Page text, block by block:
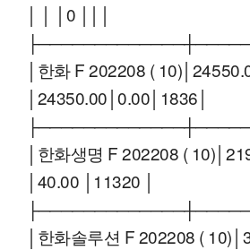
│ │ │0 │││
│한화 F 202208 (
│24350.00│0.00│1836│
│한화생명 F 202208 (
│40.00 │11320 │
│한화솔루션 F 202208 (